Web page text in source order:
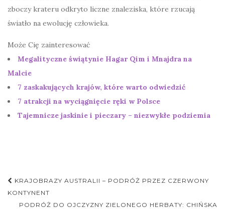
zboczy krateru odkryto liczne znaleziska, które rzucają
światło na ewolucję człowieka.
Może Cię zainteresować
Megalityczne świątynie Hagar Qim i Mnajdra na
Malcie
7 zaskakujących krajów, które warto odwiedzić
7 atrakcji na wyciągnięcie ręki w Polsce
Tajemnicze jaskinie i pieczary – niezwykłe podziemia
Nawigacja
postu
KRAJOBRAZY AUSTRALII – PODRÓŻ PRZEZ CZERWONY
KONTYNENT
PODRÓŻ DO OJCZYZNY ZIELONEGO HERBATY: CHIŃSKA